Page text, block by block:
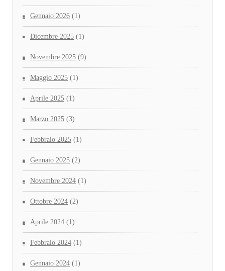
Gennaio 2026 (1)
Dicembre 2025 (1)
Novembre 2025 (9)
Maggio 2025 (1)
Aprile 2025 (1)
Marzo 2025 (3)
Febbraio 2025 (1)
Gennaio 2025 (2)
Novembre 2024 (1)
Ottobre 2024 (2)
Aprile 2024 (1)
Febbraio 2024 (1)
Gennaio 2024 (1)